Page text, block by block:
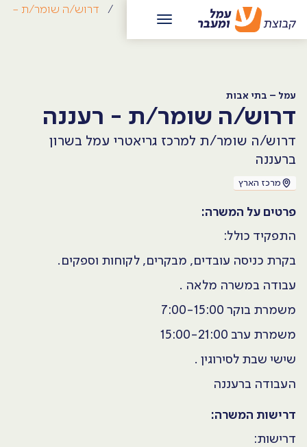
קריירה /
/
דרוש/ה שומר/ת -
רעננה
עמל – בתי אבות
דרוש/ה שומר/ת - רעננה
דרוש/ה שומר/ת למרכז גריאטרי עמל בשרון
ברעננה
מרכז הארץ
פרטים על המשרה:
התפקיד כולל:
בקרת כניסה עובדים, מבקרים, לקוחות וספקים.
עבודה במשרה מלאה .
משמרת בוקר 7:00-15:00
משמרת ערב 15:00-21:00
שישי שבת לסירוגין .
העבודה ברעננה
דרישות המשרה:
דרישות: